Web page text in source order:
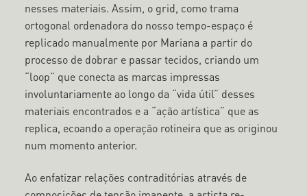
nesses materiais. Assim, o grid, como trama
ortogonal ordenadora do nosso tempo-espaço é
replicado manualmente por Mariana a partir do
processo de dobrar e passar tecidos, criando um
“loop” que conecta as marcas impressas
involuntariamente ao longo da “vida útil” desses
materiais encontrados e a “ação artística” que as
replica, ecoando a operação rotineira que as originou
num momento anterior.
Ao enfatizar relações contraditórias através de